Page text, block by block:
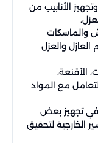
الأنابيب من
والماسكات
والعزل
الأقنعة،
مع المواد
تجهيز بعض
الخارجية لتحقيق